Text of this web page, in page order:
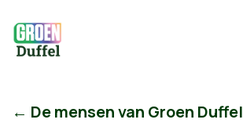
← De mensen van Groen Duffel